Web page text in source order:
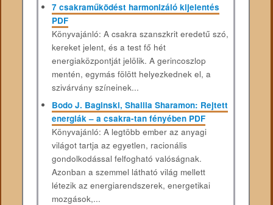
7 csakraműködést harmonizáló kijelentés
PDF
Könyvajánló: A csakra szanszkrit eredetű szó,
kereket jelent, és a test fő hét
energiaközpontját jelölik. A gerincoszlop
mentén, egymás fölött helyezkednek el, a
szivárvány színeinek...
Bodo J. Baginski, Shalila Sharamon: Rejtett
energiák – a csakra-tan fényében PDF
Könyvajánló: A legtöbb ember az anyagi
világot tartja az egyetlen, racionális
gondolkodással felfogható valóságnak.
Azonban a szemmel látható világ mellett
létezik az energiarendszerek, energetikai
mozgások,...